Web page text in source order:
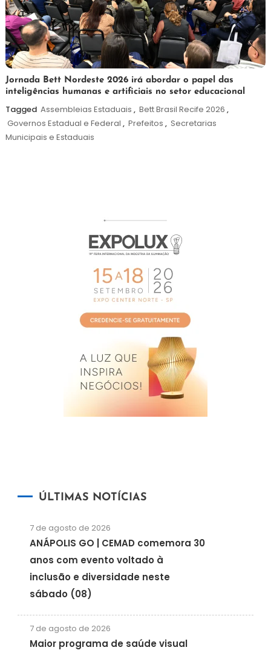
19
de
maio
de
2026
Maurilio
Jornada Bett Nordeste 2026 irá abordar o papel das
inteligências humanas e artificiais no setor educacional
Tagged Assembleias Estaduais , Bett Brasil Recife 2026 ,
Governos Estadual e Federal , Prefeitos , Secretarias
Municipais e Estaduais
ÚLTIMAS NOTÍCIAS
7 de agosto de 2026
ANÁPOLIS GO | CEMAD comemora 30
anos com evento voltado à
inclusão e diversidade neste
sábado (08)
7 de agosto de 2026
Maior programa de saúde visual